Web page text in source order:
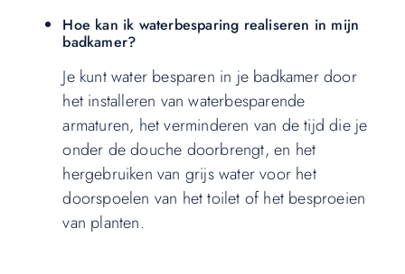
Hoe kan ik waterbesparing realiseren in mijn
badkamer?
Je kunt water besparen in je badkamer door
het installeren van waterbesparende
armaturen, het verminderen van de tijd die je
onder de douche doorbrengt, en het
hergebruiken van grijs water voor het
doorspoelen van het toilet of het besproeien
van planten.